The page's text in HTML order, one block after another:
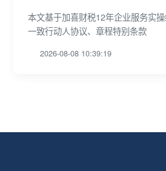
本文基于加喜财税12年企业服务实操
一致行动人协议、章程特别条款
2026-08-08 10:39:19